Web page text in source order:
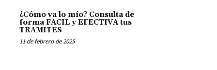
¿Cómo va lo mío? Consulta de
forma FACIL y EFECTIVA tus
TRAMITES
11 de febrero de 2025